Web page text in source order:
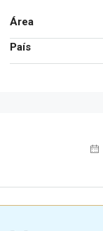
Área
País